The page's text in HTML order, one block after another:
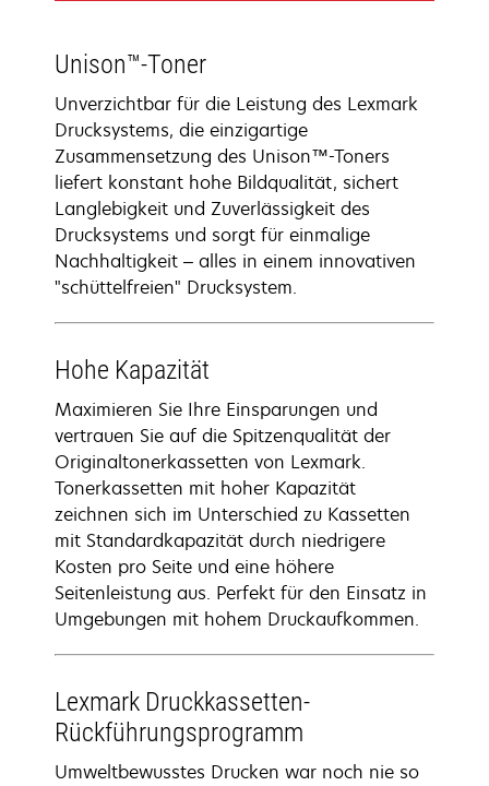
Unison™-Toner
Unverzichtbar für die Leistung des Lexmark
Drucksystems, die einzigartige
Zusammensetzung des Unison™-Toners
liefert konstant hohe Bildqualität, sichert
Langlebigkeit und Zuverlässigkeit des
Drucksystems und sorgt für einmalige
Nachhaltigkeit – alles in einem innovativen
"schüttelfreien" Drucksystem.
Hohe Kapazität
Maximieren Sie Ihre Einsparungen und
vertrauen Sie auf die Spitzenqualität der
Originaltonerkassetten von Lexmark.
Tonerkassetten mit hoher Kapazität
zeichnen sich im Unterschied zu Kassetten
mit Standardkapazität durch niedrigere
Kosten pro Seite und eine höhere
Seitenleistung aus. Perfekt für den Einsatz in
Umgebungen mit hohem Druckaufkommen.
Lexmark Druckkassetten-
Rückführungsprogramm
Umweltbewusstes Drucken war noch nie so